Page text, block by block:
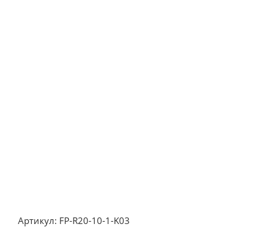
Артикул: FP-R20-10-1-K03